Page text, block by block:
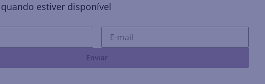
estiver disponível
Enviar